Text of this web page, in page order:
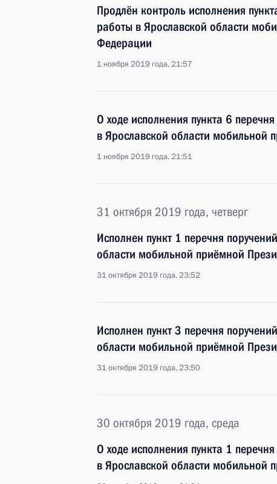
Продлён контроль исполнения
работы в Ярославской области
Федерации
1 ноября 2019 года, 21:57
О ходе исполнения пункта 6
в Ярославской области мобильной
1 ноября 2019 года, 21:51
31 октября 2019 года, четверг
Исполнен пункт 1 перечня
области мобильной приёмной
31 октября 2019 года, 23:52
Исполнен пункт 3 перечня
области мобильной приёмной
31 октября 2019 года, 23:50
30 октября 2019 года, среда
О ходе исполнения пункта 1
в Ярославской области мобильной